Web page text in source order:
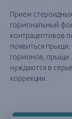
Прием
гормональный
контрацептивов
появиться
гормонов, прыщи .
нуждаются в
коррекции.